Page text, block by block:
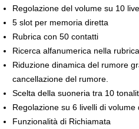
Regolazione del volume su 10
5 slot per memoria diretta
Rubrica con 50 contatti
Ricerca alfanumerica nella rubrica
Riduzione dinamica del rumore
cancellazione del rumore.
Scelta della suoneria tra 10
Regolazione su 6 livelli di
Funzionalità di Richiamata